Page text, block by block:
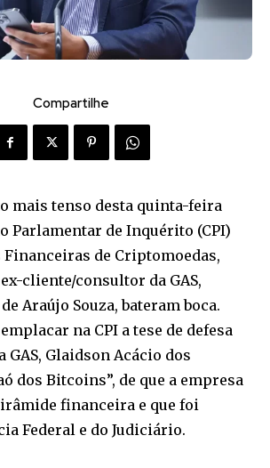
Compartilhe
mais tenso desta quinta-feira
Parlamentar de Inquérito (CPI)
Financeiras de Criptomoedas,
cliente/consultor da GAS,
Araújo Souza, bateram boca.
na CPI a tese de defesa
GAS, Glaidson Acácio dos
dos Bitcoins”, de que a empresa
financeira e que foi
Federal e do Judiciário.